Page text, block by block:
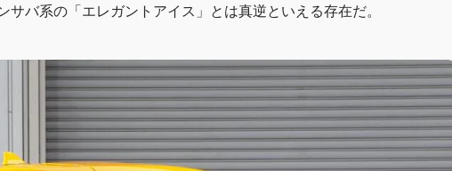
バ系の「エレガントアイス」とは真逆といえる存在だ。